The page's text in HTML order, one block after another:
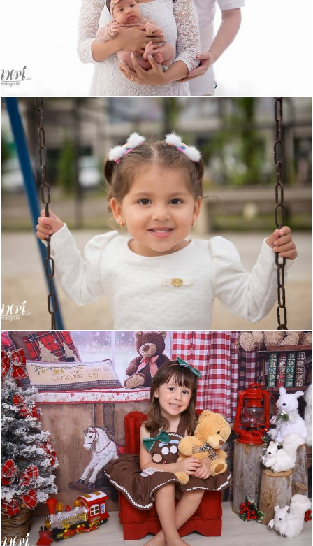
516 0
596 0
652 0